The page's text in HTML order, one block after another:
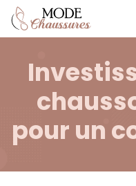
pour un